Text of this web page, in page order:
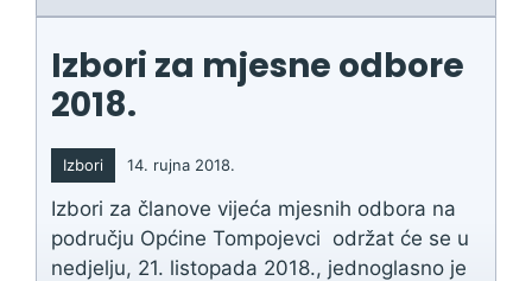
Izbori za mjesne odbore
2018.
Izbori 14. rujna 2018.
Izbori za članove vijeća mjesnih odbora na
području Općine Tompojevci održat će se u
nedjelju, 21. listopada 2018., jednoglasno je